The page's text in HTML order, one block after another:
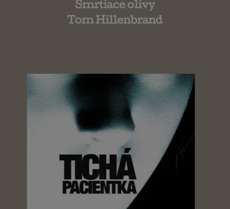
Smrtiace olivy
Tom Hillenbrand